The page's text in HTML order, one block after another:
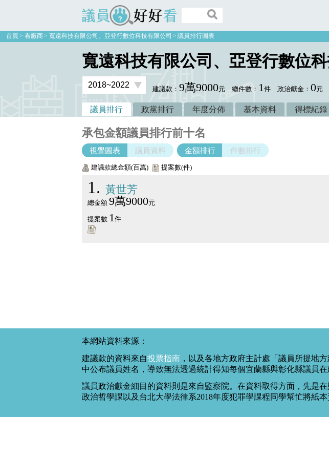
議員好好看
首頁 看廠商 寬遠科技有限公司、亞登行數位科技有限公司 議員排行圖表
寬遠科技有限公司、亞登行數位
建議款：9萬9000元 總件數： 1件 政治獻金：0元
議員排行 政黨排行 年度分佈 基本資料 得標紀錄
承包金額議員排行前十名
視覺圖表 議員資料 金額排行 件數排行
建議款總金額(百萬) 提案數(件)
1 黃世芳
總金額9萬9000元
提案數 1件
本網站資料來源：
建議款的資料來自投票指南 ，以及各地方政府主計處「議員所提地
中公布議員姓名，導致無法透過統計得知每個宜蘭縣與彰化縣議員在
議員政治獻金細目的資料則是來自監察院。在資料取得方面，先是
政治哲學課以及台北大學法律系2018年度犯罪學課程同學幫忙將紙本